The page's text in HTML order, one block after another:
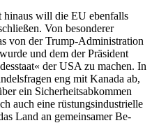
hinaus will die EU ebenfalls
Von besonderer
von der Trump-Administration
und dem der Präsident
der USA zu machen. In
eng mit Kana­da ab,
ein Sicherheitsabkommen
auch eine rüs­tungsindustrielle
Land an gemeinsamer Be­